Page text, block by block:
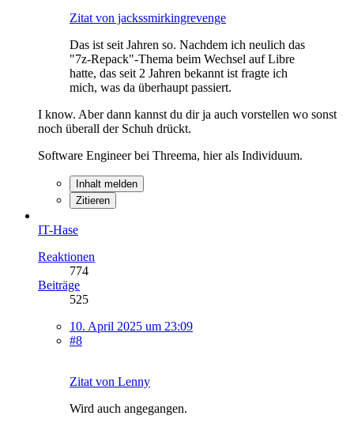
Zitat von jackssmirkingrevenge
Das ist seit Jahren so. Nachdem ich neulich das
"7z-Repack"-Thema beim Wechsel auf Libre
hatte, das seit 2 Jahren bekannt ist fragte ich
mich, was da überhaupt passiert.
I know. Aber dann kannst du dir ja auch vorstellen wo sonst
noch überall der Schuh drückt.
Software Engineer bei Threema, hier als Individuum.
Inhalt melden
Zitieren
IT-Hase
Reaktionen
774
Beiträge
525
10. April 2025 um 23:09
#8
Zitat von Lenny
Wird auch angegangen.